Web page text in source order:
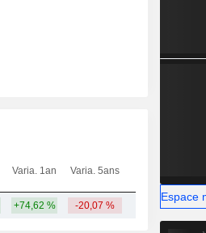
Varia. 1an Varia. 5ans
+74,62 % -20,07 % 977 M
Espace